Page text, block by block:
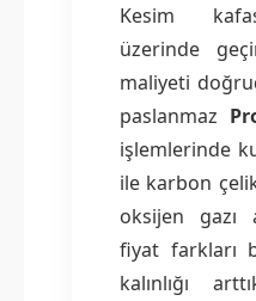
Kesim
üzerinde
maliyeti
paslanmaz
işlemlerinde
ile karbon
oksijen gazı
fiyat farkları
kalınlığı